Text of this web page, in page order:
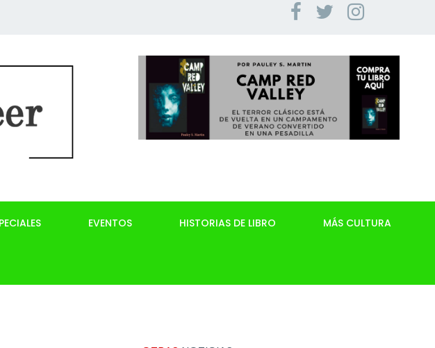
EVENTOS HISTORIAS DE LIBRO MÁS CULTURA